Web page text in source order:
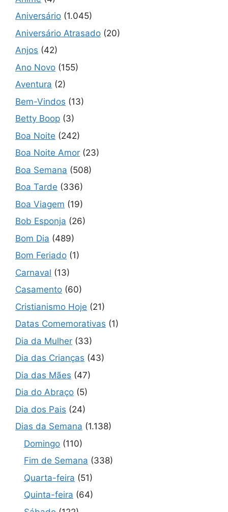
Aniversário (1.045)
Aniversário Atrasado (20)
Anjos (42)
Ano Novo (155)
Aventura (2)
Bem-Vindos (13)
Betty Boop (3)
Boa Noite (242)
Boa Noite Amor (23)
Boa Semana (508)
Boa Tarde (336)
Boa Viagem (19)
Bob Esponja (26)
Bom Dia (489)
Bom Feriado (1)
Carnaval (13)
Casamento (60)
Cristianismo Hoje (21)
Datas Comemorativas (1)
Dia da Mulher (33)
Dia das Crianças (43)
Dia das Mães (47)
Dia do Abraço (5)
Dia dos Pais (24)
Dias da Semana (1.138)
Domingo (110)
Fim de Semana (338)
Quarta-feira (51)
Quinta-feira (64)